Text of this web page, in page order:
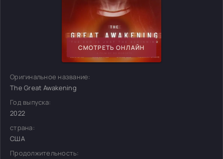
СМОТРЕТЬ ОНЛАЙН
Оригинальное название:
The Great Awakening
Год выпуска:
2022
страна:
США
Продолжительность: